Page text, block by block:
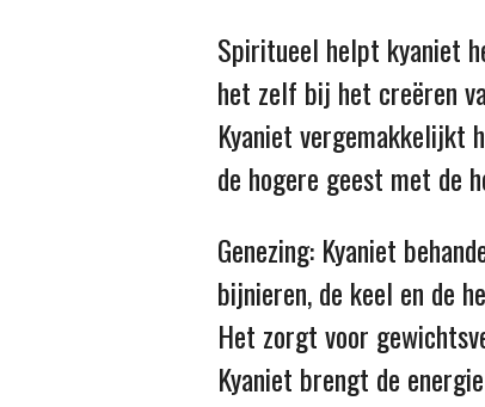
Spiritueel helpt kyaniet
het zelf bij het creëren
Kyaniet vergemakkelijkt
de hogere geest met de
Genezing: Kyaniet
bijnieren, de keel en de
Het zorgt voor
Kyaniet brengt de